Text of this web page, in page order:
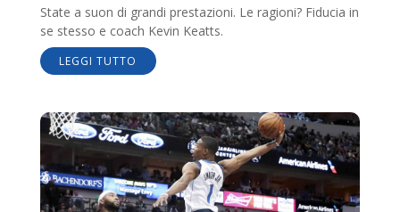
State a suon di grandi prestazioni. Le ragioni? Fiducia in
se stesso e coach Kevin Keatts.
LEGGI TUTTO